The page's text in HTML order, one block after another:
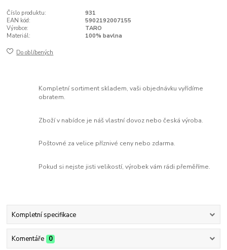
Číslo produktu:
931
EAN kód:
5902192007155
Výrobce:
TARO
Materiál:
100% bavlna
Do oblíbených
Kompletní sortiment skladem, vaši objednávku vyřídíme
obratem.
Zboží v nabídce je náš vlastní dovoz nebo česká výroba.
Poštovné za velice příznivé ceny nebo zdarma.
Pokud si nejste jisti velikostí, výrobek vám rádi přeměříme.
Kompletní specifikace
Komentáře 0